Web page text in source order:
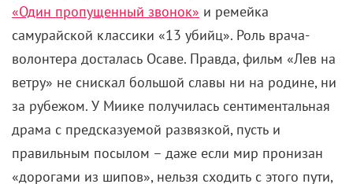
«Один пропущенный звонок» и ремейка
самурайской классики «13 убийц». Роль врача-
волонтера досталась Осаве. Правда, фильм «Лев на
ветру» не снискал большой славы ни на родине, ни
за рубежом. У Миике получилась сентиментальная
драма с предсказуемой развязкой, пусть и
правильным посылом – даже если мир пронизан
«дорогами из шипов», нельзя сходить с этого пути,